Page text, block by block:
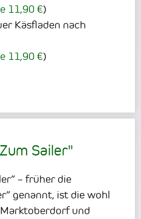
11,90 €)
Käsfladen nach
11,90 €)
Sailer"
– früher die
genannt, ist die wohl
und